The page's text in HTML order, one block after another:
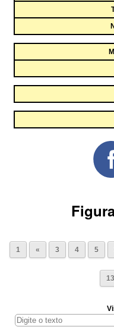
1 « 3 4 5
13